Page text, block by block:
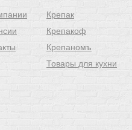
Крепак
Крепакоф
Крепаномъ
Товары для кухни